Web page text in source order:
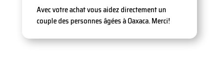
Avec votre achat vous aidez directement un
couple des personnes âgées à Oaxaca. Merci!